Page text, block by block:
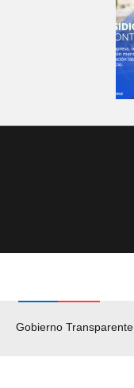
Gobierno Transparente